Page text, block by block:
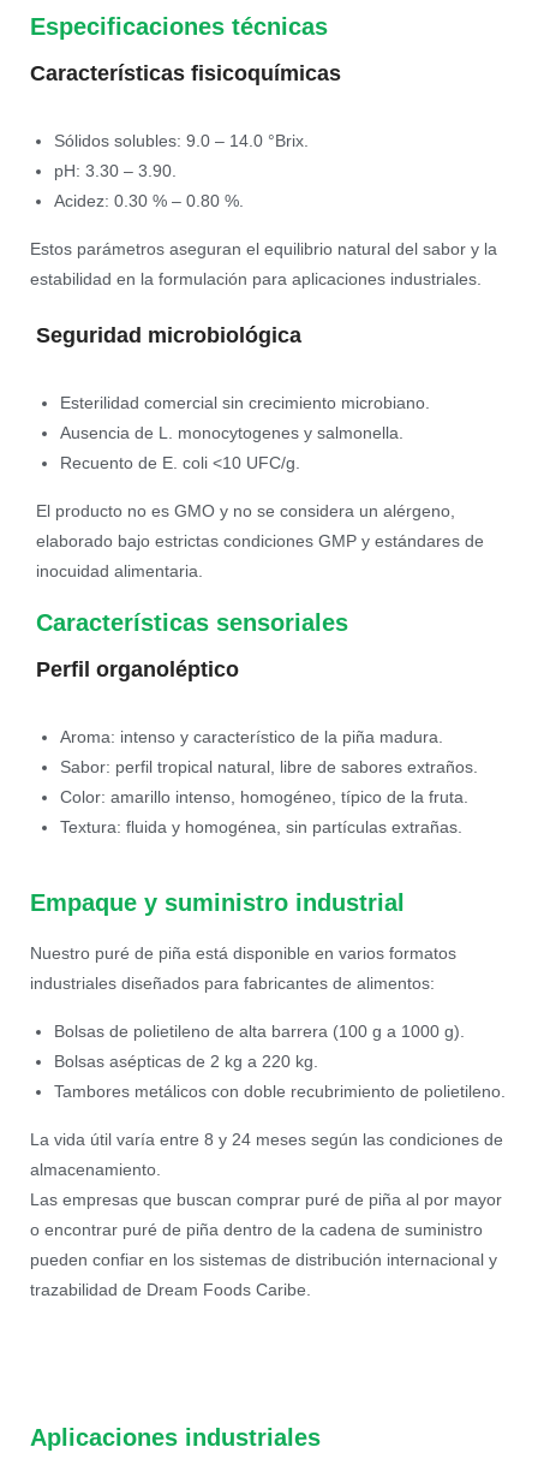
Especificaciones técnicas
Características fisicoquímicas
Sólidos solubles: 9.0 – 14.0 °Brix.
pH: 3.30 – 3.90.
Acidez: 0.30 % – 0.80 %.
Estos parámetros aseguran el equilibrio natural del sabor y la
estabilidad en la formulación para aplicaciones industriales.
Seguridad microbiológica
Esterilidad comercial sin crecimiento microbiano.
Ausencia de L. monocytogenes y salmonella.
Recuento de E. coli <10 UFC/g.
El producto no es GMO y no se considera un alérgeno,
elaborado bajo estrictas condiciones GMP y estándares de
inocuidad alimentaria.
Características sensoriales
Perfil organoléptico
Aroma: intenso y característico de la piña madura.
Sabor: perfil tropical natural, libre de sabores extraños.
Color: amarillo intenso, homogéneo, típico de la fruta.
Textura: fluida y homogénea, sin partículas extrañas.
Empaque y suministro industrial
Nuestro puré de piña está disponible en varios formatos
industriales diseñados para fabricantes de alimentos:
Bolsas de polietileno de alta barrera (100 g a 1000 g).
Bolsas asépticas de 2 kg a 220 kg.
Tambores metálicos con doble recubrimiento de polietileno.
La vida útil varía entre 8 y 24 meses según las condiciones de
almacenamiento.
Las empresas que buscan comprar puré de piña al por mayor
o encontrar puré de piña dentro de la cadena de suministro
pueden confiar en los sistemas de distribución internacional y
trazabilidad de Dream Foods Caribe.
Aplicaciones industriales